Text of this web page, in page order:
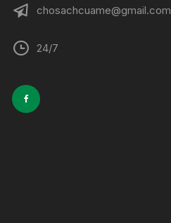
chosachcuame@gmail.com
24/7